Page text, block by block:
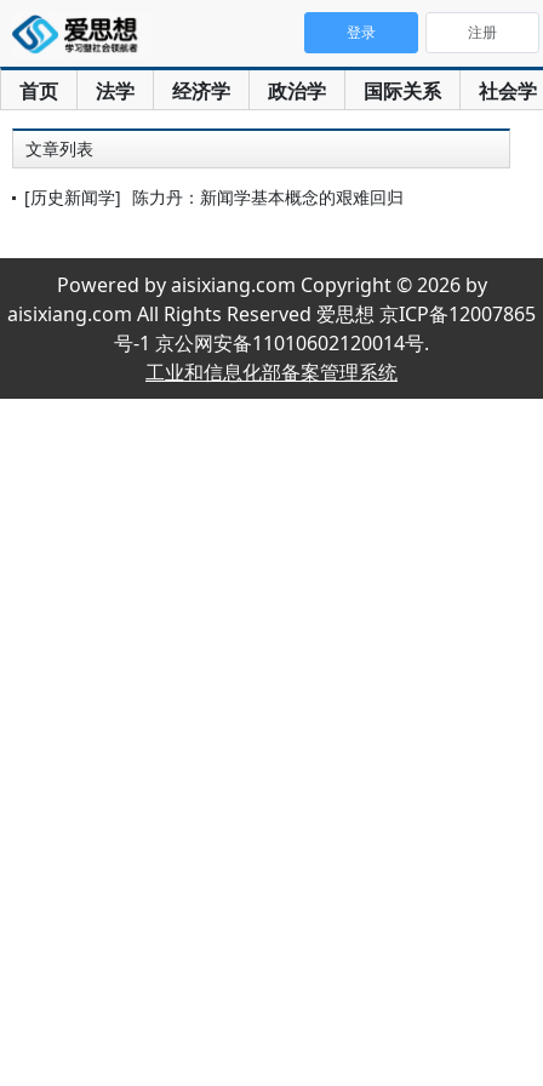
首页 法学 经济学 政治学 国际关系 社会学
登录 注册
文章列表
[历史新闻学] 陈力丹：新闻学基本概念的艰难回归
Powered by aisixiang.com Copyright © 2026 by
aisixiang.com All Rights Reserved 爱思想 京ICP备12007865
号-1 京公网安备11010602120014号.
工业和信息化部备案管理系统